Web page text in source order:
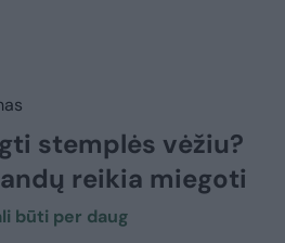
stemplės vėžiu?
reikia miegoti
būti per daug